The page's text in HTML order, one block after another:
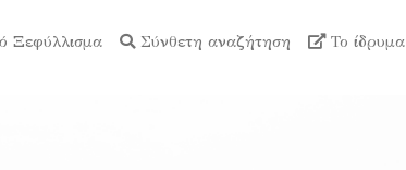
Ξεφύλλισμα Σύνθετη αναζήτηση Το ίδρυμα